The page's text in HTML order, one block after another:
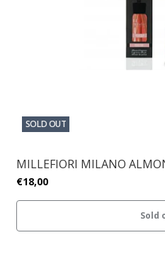
SOLD OUT
MILLEFIORI MILANO
€18,00
Sold